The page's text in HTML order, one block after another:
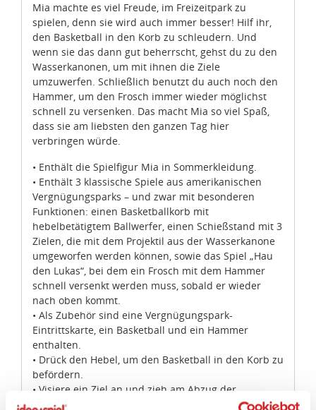
Mia machte es viel Freude, im Freizeitpark zu
spielen, denn sie wird auch immer besser! Hilf ihr,
den Basketball in den Korb zu schleudern. Und
wenn sie das dann gut beherrscht, gehst du zu den
Wasserkanonen, um mit ihnen die Ziele
umzuwerfen. Schließlich benutzt du auch noch den
Hammer, um den Frosch immer wieder möglichst
schnell zu versenken. Das macht Mia so viel Spaß,
dass sie am liebsten den ganzen Tag hier
verbringen würde.
• Enthält die Spielfigur Mia in Sommerkleidung.
• Enthält 3 klassische Spiele aus amerikanischen
Vergnügungsparks – und zwar mit besonderen
Funktionen: einen Basketballkorb mit
hebelbetätigtem Ballwerfer, einen Schießstand mit 3
Zielen, die mit dem Projektil aus der Wasserkanone
umgeworfen werden können, sowie das Spiel „Hau
den Lukas“, bei dem ein Frosch mit dem Hammer
schnell versenkt werden muss, sobald er wieder
nach oben kommt.
• Als Zubehör sind eine Vergnügungspark-
Eintrittskarte, ein Basketball und ein Hammer
enthalten.
• Drück den Hebel, um den Basketball in den Korb zu
befördern.
• Visiere ein Ziel an und zieh am Abzug der
Wasserkanone, um das Ziel mit dem Wasserprojektil